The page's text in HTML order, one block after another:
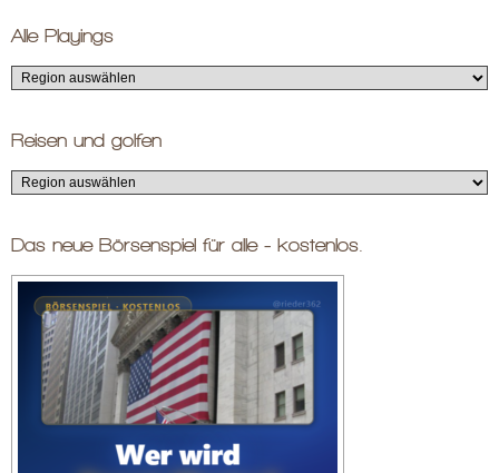
Alle Playings
Reisen und golfen
Das neue Börsenspiel für alle - kostenlos.